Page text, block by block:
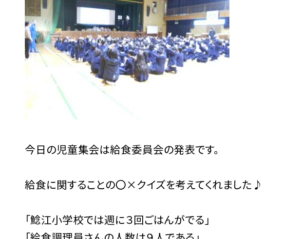
今日の児童集会は給食委員会の発表です。
給食に関することの〇×クイズを考えてくれました♪
「鯰江小学校では週に３回ごはんがでる」